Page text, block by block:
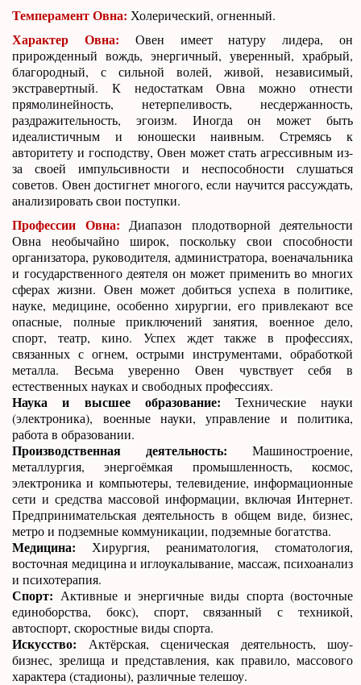
Темперамент Овна: Холерический, огненный.
Характер Овна: Овен имеет натуру лидера, он
прирожденный вождь, энергичный, уверенный, храбрый,
благородный, с сильной волей, живой, независимый,
экстравертный. К недостаткам Овна можно отнести
прямолинейность, нетерпеливость, несдержанность,
раздражительность, эгоизм. Иногда он может быть
идеалистичным и юношески наивным. Стремясь к
авторитету и господству, Овен может стать агрессивным из-
за своей импульсивности и неспособности слушаться
советов. Овен достигнет многого, если научится рассуждать,
анализировать свои поступки.
Профессии Овна: Диапазон плодотворной деятельности
Овна необычайно широк, поскольку свои способности
организатора, руководителя, администратора, военачальника
и государственного деятеля он может применить во многих
сферах жизни. Овен может добиться успеха в политике,
науке, медицине, особенно хирургии, его привлекают все
опасные, полные приключений занятия, военное дело,
спорт, театр, кино. Успех ждет также в профессиях,
связанных с огнем, острыми инструментами, обработкой
металла. Весьма уверенно Овен чувствует себя в
естественных науках и свободных профессиях.
Наука и высшее образование: Технические науки
(электроника), военные науки, управление и политика,
работа в образовании.
Производственная деятельность: Машиностроение,
металлургия, энергоёмкая промышленность, космос,
электроника и компьютеры, телевидение, информационные
сети и средства массовой информации, включая Интернет.
Предпринимательская деятельность в общем виде, бизнес,
метро и подземные коммуникации, подземные богатства.
Медицина: Хирургия, реаниматология, стоматология,
восточная медицина и иглоукалывание, массаж, психоанализ
и психотерапия.
Спорт: Активные и энергичные виды спорта (восточные
единоборства, бокс), спорт, связанный с техникой,
автоспорт, скоростные виды спорта.
Искусство: Актёрская, сценическая деятельность, шоу-
бизнес, зрелища и представления, как правило, массового
характера (стадионы), различные телешоу.